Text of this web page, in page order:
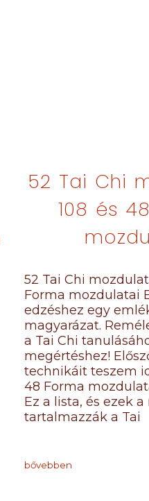
52 Tai Chi
108 és
52 Tai Chi
Forma mozdulatai
edzéshez egy
magyarázat.
a Tai Chi
megértéshez!
technikáit teszem
48 Forma
Ez a lista, és ezek
tartalmazzák a Tai
bővebben